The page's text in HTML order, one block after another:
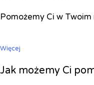
Pomożemy Ci w
Więcej
Jak możemy Ci